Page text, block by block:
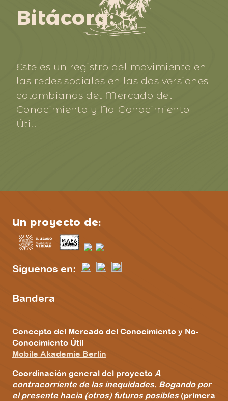
Bitácora:
Este es un registro del movimiento en
las redes sociales en las dos versiones
colombianas del Mercado del
Conocimiento y No-Conocimiento
Útil.
Un proyecto de:
Siguenos en:
Bandera
Concepto del Mercado del Conocimiento y No-
Conocimiento Útil
Mobile Akademie Berlin
Coordinación general del proyecto A
contracorriente de las inequidades. Bogando por
el presente hacia (otros) futuros posibles (primera